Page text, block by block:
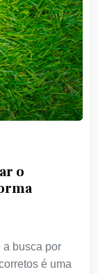
o
a busca por
é uma